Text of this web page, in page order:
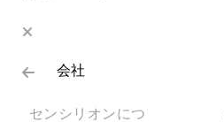
会社
センシリオンにつ